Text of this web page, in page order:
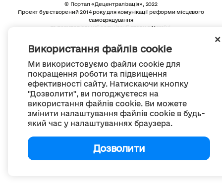
Використання файлів cookie
Ми використовуємо файли cookie для
покращення роботи та підвищення
ефективності сайту. Натискаючи кнопку
"Дозволити", ви погоджуєтеся на
використання файлів cookie. Ви можете
змінити налаштування файлів cookie в будь-
який час у налаштуваннях браузера.
Дозволити
© Портал «Децентралізація», 2022
Проект був створений 2014 року для комунікації реформи місцевого
самоврядування
та територіальної організації влади в Україні.
Весь контент доступний за ліцензією
Creative Commons Attribution 4.0 International license,
якщо не зазначено інше